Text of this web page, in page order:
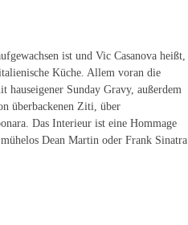
ist und Vic Casanova heißt,
Küche. Allem voran die
hauseigener Sunday Gravy, außerdem
überbackenen Ziti, über
Das Interieur ist eine Hommage
Dean Martin oder Frank Sinatra